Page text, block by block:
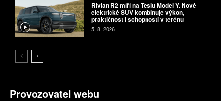
Rivian R2 míří na Teslu Model Y. Nové
elektrické SUV kombinuje výkon,
praktičnost i schopnosti v terénu
5. 8. 2026
Provozovatel webu